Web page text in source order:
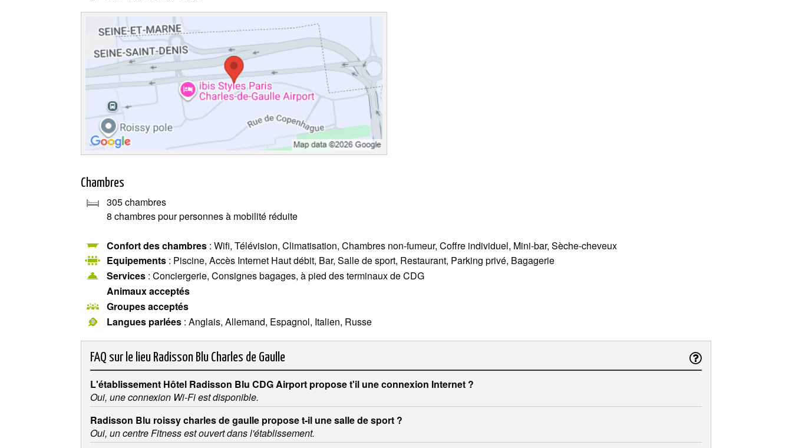
Chambres
305 chambres
8 chambres pour personnes à mobilité réduite
Confort des chambres : Wifi, Télévision, Climatisation, Chambres non-fumeur, Coffre individuel, Mini-bar, Sèche-cheveux
Equipements : Piscine, Accès Internet Haut débit, Bar, Salle de sport, Restaurant, Parking privé, Bagagerie
Services : Conciergerie, Consignes bagages, à pied des terminaux de CDG
Animaux acceptés
Groupes acceptés
Langues parlées : Anglais, Allemand, Espagnol, Italien, Russe
FAQ sur le lieu Radisson Blu Charles de Gaulle
L'établissement Hôtel Radisson Blu CDG Airport propose t'il une connexion Internet ?
Oui, une connexion Wi-Fi est disponible.
Radisson Blu roissy charles de gaulle propose t-il une salle de sport ?
Oui, un centre Fitness est ouvert dans l'établissement.